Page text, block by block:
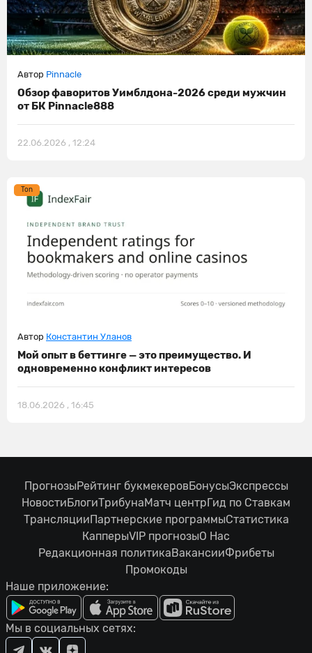
Автор Pinnacle
Обзор фаворитов Уимблдона-2026 среди мужчин
от БК Pinnacle888
22.06.2026 , 12:24
Ton
Автор Константин Уланов
Мой опыт в беттинге — это преимущество. И
одновременно конфликт интересов
18.06.2026 , 16:45
Прогнозы Рейтинг букмекеров БонусыЭкспрессы
Новости БлогиТрибуна Матч центр Гид по Ставкам
Трансляции Партнерские программыСтатистика
КапперыVIP прогнозыО Нас
Редакционная политика ВакансииФрибеты
Промокоды
Наше приложение:
Мы в социальных сетях: